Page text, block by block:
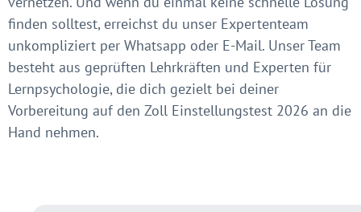
finden solltest, erreichst du unser Expertenteam
unkompliziert per Whatsapp oder E-Mail. Unser Team
besteht aus geprüften Lehrkräften und Experten für
Lernpsychologie, die dich gezielt bei deiner
Vorbereitung auf den Zoll Einstellungstest 2026 an die
Hand nehmen.